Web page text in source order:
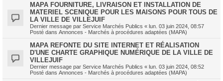
MAPA FOURNITURE, LIVRAISON ET INSTALLATION DE
MATERIEL SCENIQUE POUR LES MAISONS POUR TOUS DE
LA VILLE DE VILLEJUIF
Dernier message par Service Marchés Publics « lun. 03 juin 2024, 08:57
Posté dans Annonces - Marchés à procédures adaptées (MAPA)
MAPA REFONTE DU SITE INTERNET ET RÉALISATION
D'UNE CHARTE GRAPHIQUE NUMÉRIQUE DE LA VILLE DE
VILLEJUIF
Dernier message par Service Marchés Publics « lun. 03 juin 2024, 08:52
Posté dans Annonces - Marchés à procédures adaptées (MAPA)